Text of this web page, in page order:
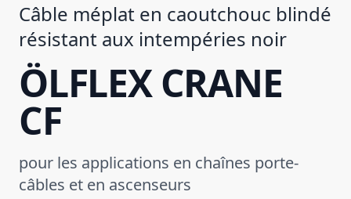
Câble méplat en caoutchouc blindé
résistant aux intempéries noir
ÖLFLEX CRANE
CF
pour les applications en chaînes porte-
câbles et en ascenseurs